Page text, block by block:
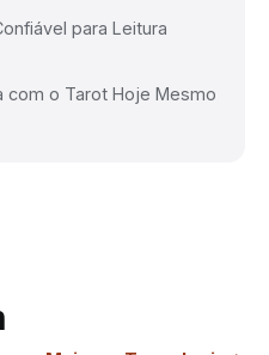
para Leitura
com o Tarot Hoje Mesmo